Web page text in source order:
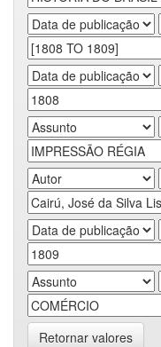
Retornar valores